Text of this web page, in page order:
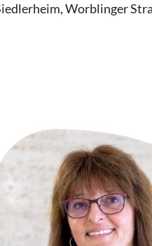
Worblinger